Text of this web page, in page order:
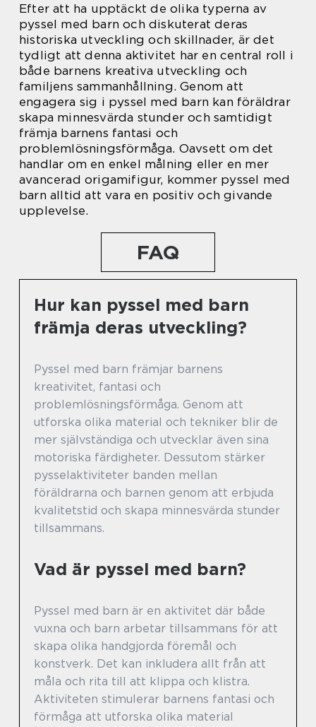
Efter att ha upptäckt de olika typerna av
pyssel med barn och diskuterat deras
historiska utveckling och skillnader, är det
tydligt att denna aktivitet har en central roll i
både barnens kreativa utveckling och
familjens sammanhållning. Genom att
engagera sig i pyssel med barn kan föräldrar
skapa minnesvärda stunder och samtidigt
främja barnens fantasi och
problemlösningsförmåga. Oavsett om det
handlar om en enkel målning eller en mer
avancerad origamifigur, kommer pyssel med
barn alltid att vara en positiv och givande
upplevelse.
FAQ
Hur kan pyssel med barn
främja deras utveckling?
Pyssel med barn främjar barnens
kreativitet, fantasi och
problemlösningsförmåga. Genom att
utforska olika material och tekniker blir de
mer självständiga och utvecklar även sina
motoriska färdigheter. Dessutom stärker
pysselaktiviteter banden mellan
föräldrarna och barnen genom att erbjuda
kvalitetstid och skapa minnesvärda stunder
tillsammans.
Vad är pyssel med barn?
Pyssel med barn är en aktivitet där både
vuxna och barn arbetar tillsammans för att
skapa olika handgjorda föremål och
konstverk. Det kan inkludera allt från att
måla och rita till att klippa och klistra.
Aktiviteten stimulerar barnens fantasi och
förmåga att utforska olika material